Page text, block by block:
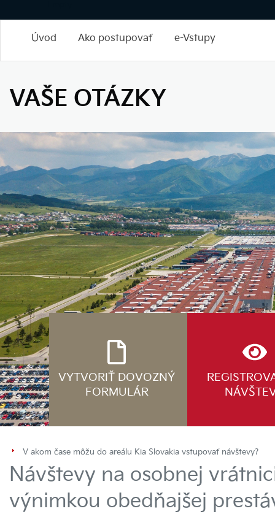
Úvod Ako postupovať e-Vstupy
VAŠE OTÁZKY
VYTVORIŤ DOVOZNÝ
FORMULÁR
V akom čase môžu do areálu Kia Slovakia vstupovať návštevy?
Návštevy na osobnej
výnimkou obedňajšej